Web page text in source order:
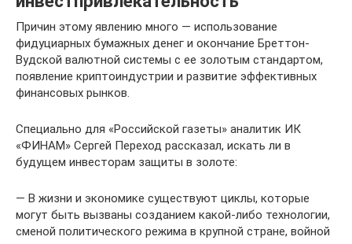
Причин этому явлению много — использование
фидуциарных бумажных денег и окончание Бреттон-
Вудской валютной системы с ее золотым стандартом,
появление криптоиндустрии и развитие эффективных
финансовых рынков.
Специально для «Российской газеты» аналитик ИК
«ФИНАМ» Сергей Переход рассказал, искать ли в
будущем инвесторам защиты в золоте:
— В жизни и экономике существуют циклы, которые
могут быть вызваны созданием какой-либо технологии,
сменой политического режима в крупной стране, войной